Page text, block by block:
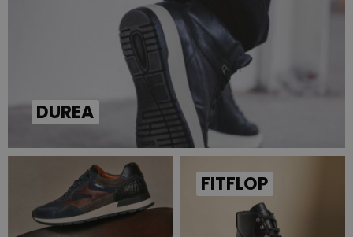
DUREA
FITFLOP